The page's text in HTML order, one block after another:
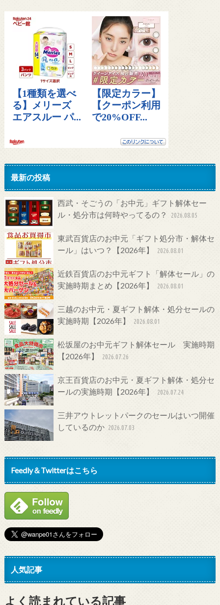
最新の投稿
西武・そごうの「お中元」ギフト解体セー
ル・処分市は何時やってるの？
2026.08.05
東武百貨店のお中元「ギフト処分市・解体セ
ール」はいつ？【2026年】
2026.08.01
近鉄百貨店のお中元ギフト「解体セール」の
実施時期まとめ【2026年】
2026.08.01
三越のお中元・夏ギフト解体・処分セールの
実施時期【2026年】
2026.08.01
松坂屋のお中元ギフト解体セール 実施時期
【2026年】
2026.07.26
京王百貨店のお中元・夏ギフト解体・処分セ
ールの実施時期【2026年】
2026.07.24
三井アウトレットパークのセールはいつ開催
しているのか 2026.07.03
Feedly＆Twitterはこちら
人気記事
よく読まれている記事